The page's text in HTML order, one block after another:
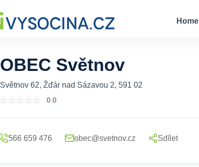
Home
OBEC Světnov
Světnov 62, Žďár nad Sázavou 2, 591 02
0.0
566 659 476 obec@svetnov.cz Sdílet